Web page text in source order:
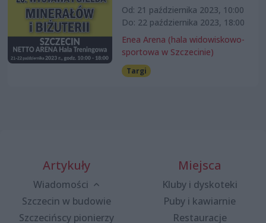
Od: 21 października 2023, 10:00
Do: 22 października 2023, 18:00
Enea Arena (hala widowiskowo-
sportowa w Szczecinie)
Targi
Artykuły
Wiadomości
Szczecin w budowie
Szczecińscy pionierzy
Miejsca
Kluby i dyskoteki
Puby i kawiarnie
Restauracje